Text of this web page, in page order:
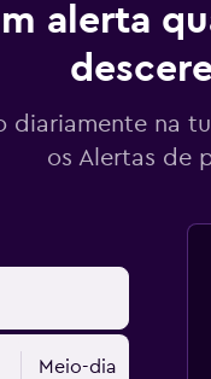
alerta
diariamente na
os Alertas de
Meio-dia